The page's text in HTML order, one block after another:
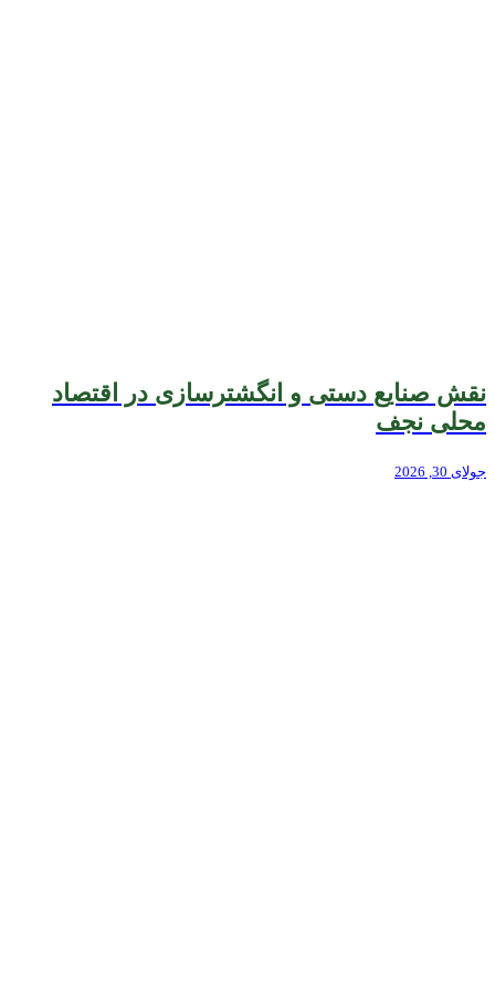
نقش صنایع دستی و انگشترسازی در اقتصاد
محلی نجف
جولای 30, 2026